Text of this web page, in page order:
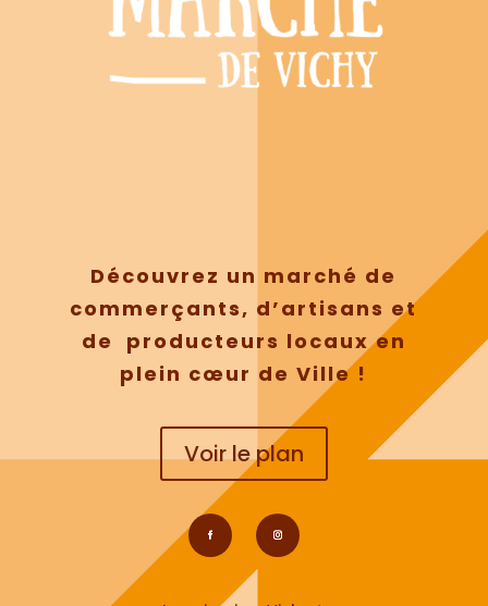
Découvrez un marché de
commerçants, d’artisans et
de producteurs locaux en
plein cœur de Ville !
Voir le plan